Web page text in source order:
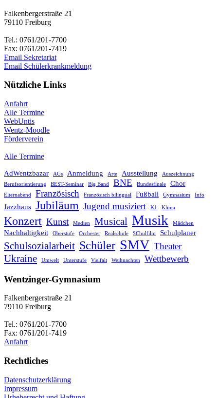
Falkenbergerstraße 21
79110 Freiburg
Tel.: 0761/201-7700
Fax: 0761/201-7419
Email Sekretariat
Email Schülerkrankmeldung
Nützliche Links
Anfahrt
Alle Termine
WebUntis
Wentz-Moodle
Förderverein
Alle Termine
AdWentzbazar AGs Anmeldung Arte Ausstellung
Auszeichnung
Berufsorientierung
BEST-Seminar Big Band BNE Bundesfinale Chor
Elternabend Französisch Französisch bilingual Fußball Gymnasium Info
Jazzhaus Jubiläum Jugend musiziert K1 Klima
Konzert Kunst Medien Musical Musik Mädchen
Nachhaltigkeit Oberstufe Orchester Realschule SChulfilm Schulplaner
Schulsozialarbeit Schüler SMV Theater
Ukraine Umwelt Unterstufe Vielfalt Weihnachten
Wettbewerb
Wentzinger-Gymnasium
Falkenbergerstraße 21
79110 Freiburg
Tel.: 0761/201-7700
Fax: 0761/201-7419
Anfahrt
Rechtliches
Datenschutzerklärung
Impressum